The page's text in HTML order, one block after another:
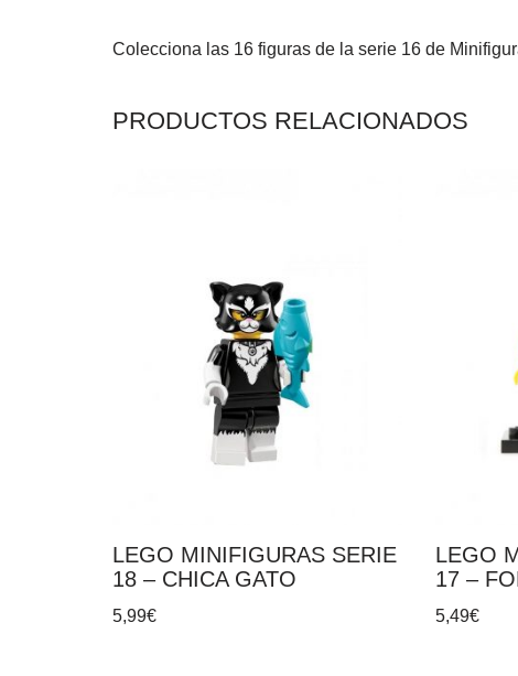
Colecciona las 16 figuras de la serie 16 de
PRODUCTOS RELACIONADOS
LEGO MINIFIGURAS SERIE
18 – CHICA GATO
5,99€
LEGO
17 –
5,49€